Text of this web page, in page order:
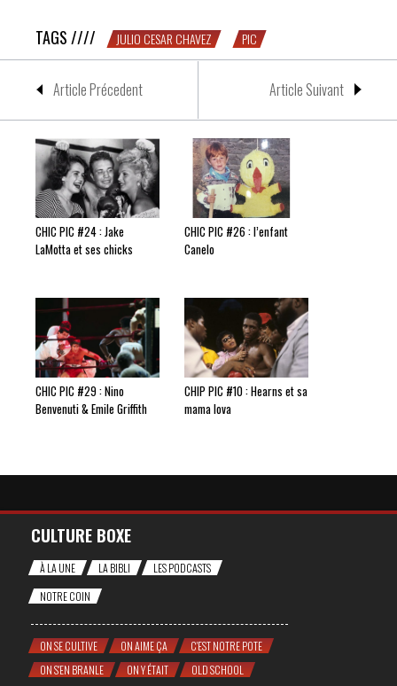
TAGS //// JULIO CESAR CHAVEZ PIC
Article Précedent Article Suivant
CHIC PIC #24 : Jake
LaMotta et ses chicks
CHIC PIC #26 : l’enfant
Canelo
CHIC PIC #29 : Nino
Benvenuti & Emile Griffith
CHIP PIC #10 : Hearns et sa
mama lova
CULTURE BOXE
À LA UNE LA BIBLI
LES PODCASTS
NOTRE COIN
ON SE CULTIVE ON AIME ÇA
C'EST NOTRE POTE
ON S'EN BRANLE
ON Y ÉTAIT OLD SCHOOL